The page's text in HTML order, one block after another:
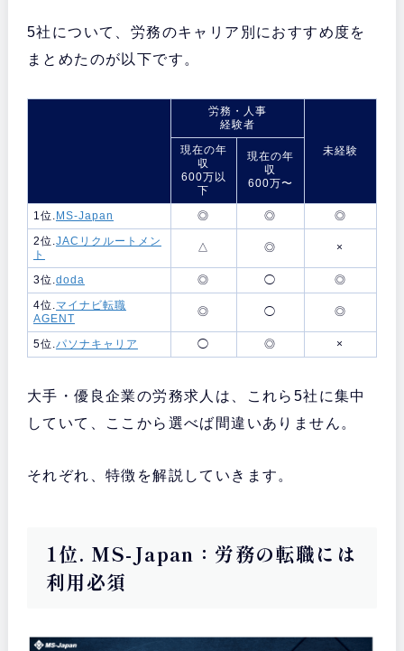
5社について、労務のキャリア別におすすめ度を
まとめたのが以下です。
労務・人事
経験者
未経験
現在の年
収
600万以
下
現在の年
収
600万〜
1位. MS-Japan ◎ ◎
◎
2位. JACリクルートメン
ト
△ ◎ ×
3位. doda ◎ ◯
◎
4位. マイナビ転職
AGENT
◎ ◯ ◎
5位. パソナキャリア ◯ ◎ ×
大手・優良企業の労務求人は、これら5社に集中
していて、ここから選べば間違いありません。
それぞれ、特徴を解説していきます。
1位. MS-Japan：労務の転職には
利用必須